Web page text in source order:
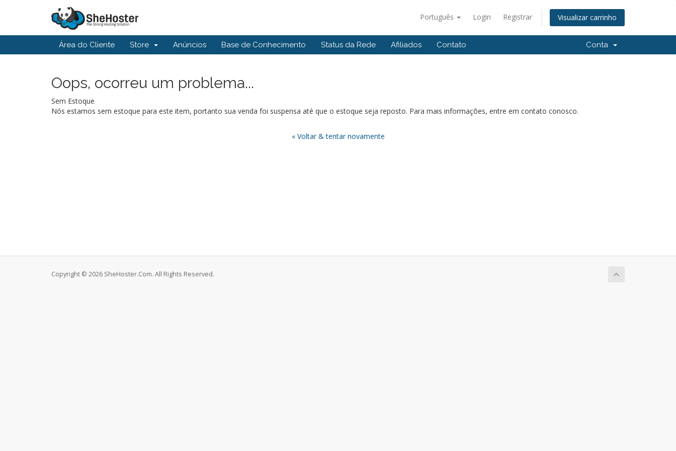
Português Login Registrar Visualizar carrinho
Área do Cliente Store Anúncios Base de Conhecimento Status da Rede Afiliados Contato Conta
Oops, ocorreu um problema...
Sem Estoque
Nós estamos sem estoque para este item, portanto sua venda foi suspensa até que o estoque seja reposto. Para mais informações, entre em contato conosco.
« Voltar & tentar novamente
Copyright © 2026 SheHoster.Com. All Rights Reserved.